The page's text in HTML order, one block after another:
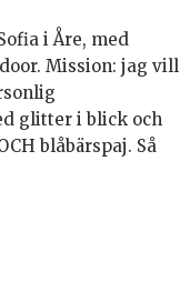
i Åre, med
Mission: jag vill
glitter i blick och
blåbärspaj. Så